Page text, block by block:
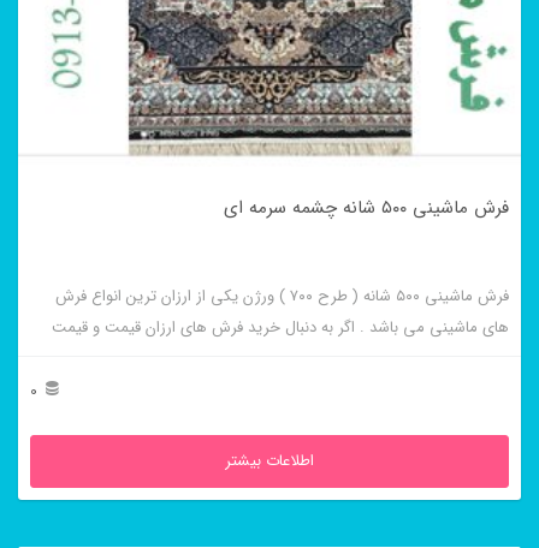
فرش ماشینی ۵۰۰ شانه چشمه سرمه ای
فرش ماشینی ۵۰۰ شانه ( طرح ۷۰۰ ) ورژن یکی از ارزان ترین انواع فرش
های ماشینی می باشد . اگر به دنبال خرید فرش های ارزان قیمت و قیمت
0
اطلاعات بیشتر